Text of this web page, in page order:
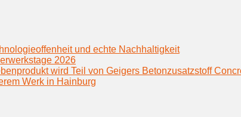
und echte Nachhaltigkeit
2026
wird Teil von Geigers Betonzusatzstoff
Werk in Hainburg